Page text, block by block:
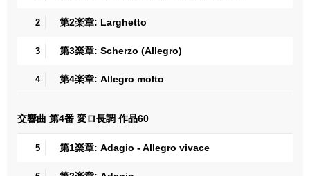
2 第2楽章: Larghetto
3 第3楽章: Scherzo (Allegro)
4 第4楽章: Allegro molto
交響曲 第4番 変ロ長調 作品60
5 第1楽章: Adagio - Allegro vivace